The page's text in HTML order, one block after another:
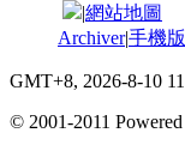
|網站地圖
Archiver|手機版
GMT+8, 2026-8-10
© 2001-2011